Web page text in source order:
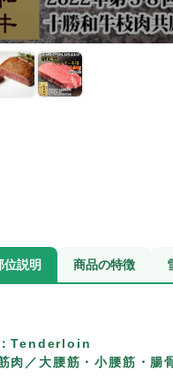
位説明 商品の特徴
Tenderloin
肉／大腰筋・小腰筋・腸